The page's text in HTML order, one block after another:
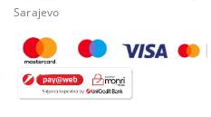
Sarajevo